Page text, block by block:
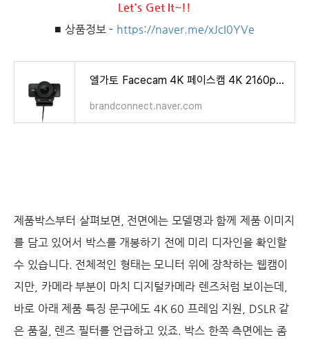
Let's Get It~!!
■ 상품정보 - https://naver.me/xJcI0YVe
엘가토 Facecam 4K 페이스캠 4K 2160p60 초고화질 웹캠
brandconnect.naver.com
제품박스부터 살펴보면, 전면에는 모델명과 함께 제품 이미지
를 담고 있어서 박스를 개봉하기 전에 미리 디자인을 확인할
수 있습니다. 전체적인 형태는 모니터 위에 장착하는 웹캠이
지만, 카메라 부분이 마치 디지털카메라 렌즈처럼 보이는데,
바로 아래 제품 특징 문구에도 4K 60 프레임 지원, DSLR 같
은 품질, 렌즈 필터를 언급하고 있죠. 박스 한쪽 측면에는 좀